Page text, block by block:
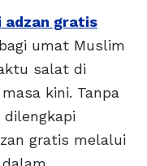
adzan gratis
umat Muslim
salat di
kini. Tanpa
dilengkapi
gratis melalui